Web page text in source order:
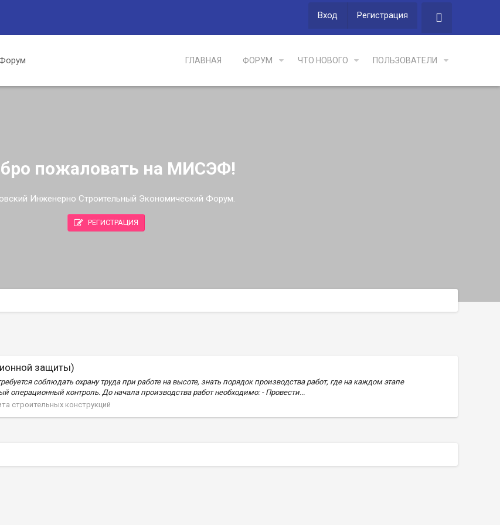
Вход Регистрация
ГЛАВНАЯ ФОРУМ ЧТО НОВОГО ПОЛЬЗОВАТЕЛИ
пожаловать на МИСЭФ!
Инженерно Строительный Экономический Форум.
РЕГИСТРАЦИЯ
защиты)
соблюдать охрану труда при работе на высоте, знать порядок производства работ, где на каждом этапе
операционный контроль. До начала производства работ необходимо: - Провести...
строительных конструкций